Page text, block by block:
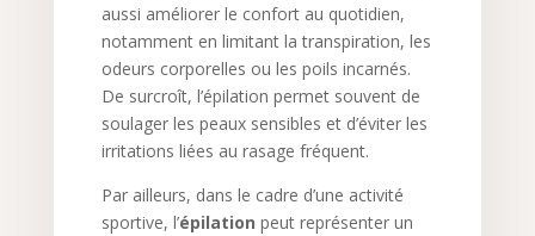
aussi améliorer le confort au quotidien,
notamment en limitant la transpiration, les
odeurs corporelles ou les poils incarnés.
De surcroît, l’épilation permet souvent de
soulager les peaux sensibles et d’éviter les
irritations liées au rasage fréquent.
Par ailleurs, dans le cadre d’une activité
sportive, l’épilation peut représenter un